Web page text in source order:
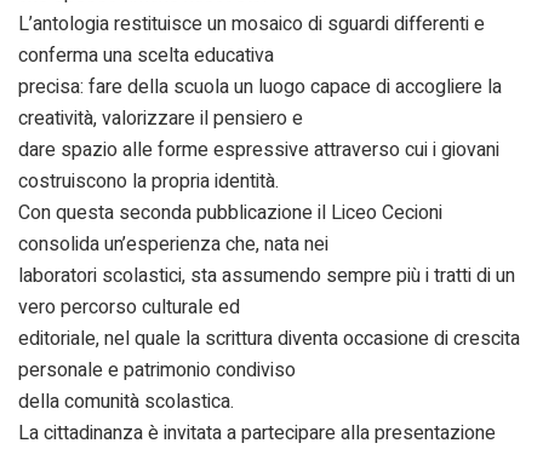
L’antologia restituisce un mosaico di sguardi differenti e
conferma una scelta educativa
precisa: fare della scuola un luogo capace di accogliere la
creatività, valorizzare il pensiero e
dare spazio alle forme espressive attraverso cui i giovani
costruiscono la propria identità.
Con questa seconda pubblicazione il Liceo Cecioni
consolida un’esperienza che, nata nei
laboratori scolastici, sta assumendo sempre più i tratti di un
vero percorso culturale ed
editoriale, nel quale la scrittura diventa occasione di crescita
personale e patrimonio condiviso
della comunità scolastica.
La cittadinanza è invitata a partecipare alla presentazione